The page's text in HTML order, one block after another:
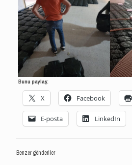
Bunu paylaş:
X Facebook
E-posta LinkedIn
Benzer gönderiler